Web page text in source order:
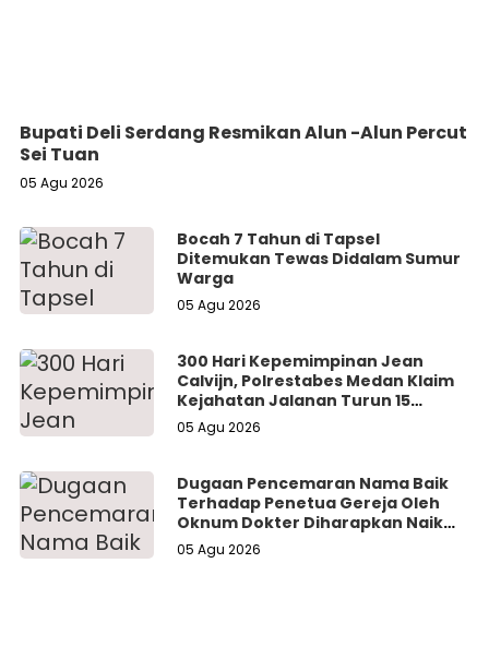
Bupati Deli Serdang Resmikan Alun -Alun Percut
Sei Tuan
05 Agu 2026
Bocah 7 Tahun di Tapsel
Ditemukan Tewas Didalam Sumur
Warga
05 Agu 2026
300 Hari Kepemimpinan Jean
Calvijn, Polrestabes Medan Klaim
Kejahatan Jalanan Turun 15
Persen
05 Agu 2026
Dugaan Pencemaran Nama Baik
Terhadap Penetua Gereja Oleh
Oknum Dokter Diharapkan Naik
Hingga Tahap Tersangka.
05 Agu 2026